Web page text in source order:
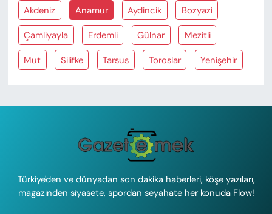
Akdeniz Anamur Aydincik Bozyazi
Çamliyayla Erdemli Gülnar Mezitli
Mut Silifke Tarsus Toroslar Yenişehir
Türkiye'den ve dünyadan son dakika haberleri, köşe yazıları,
magazinden siyasete, spordan seyahate her konuda Flow!